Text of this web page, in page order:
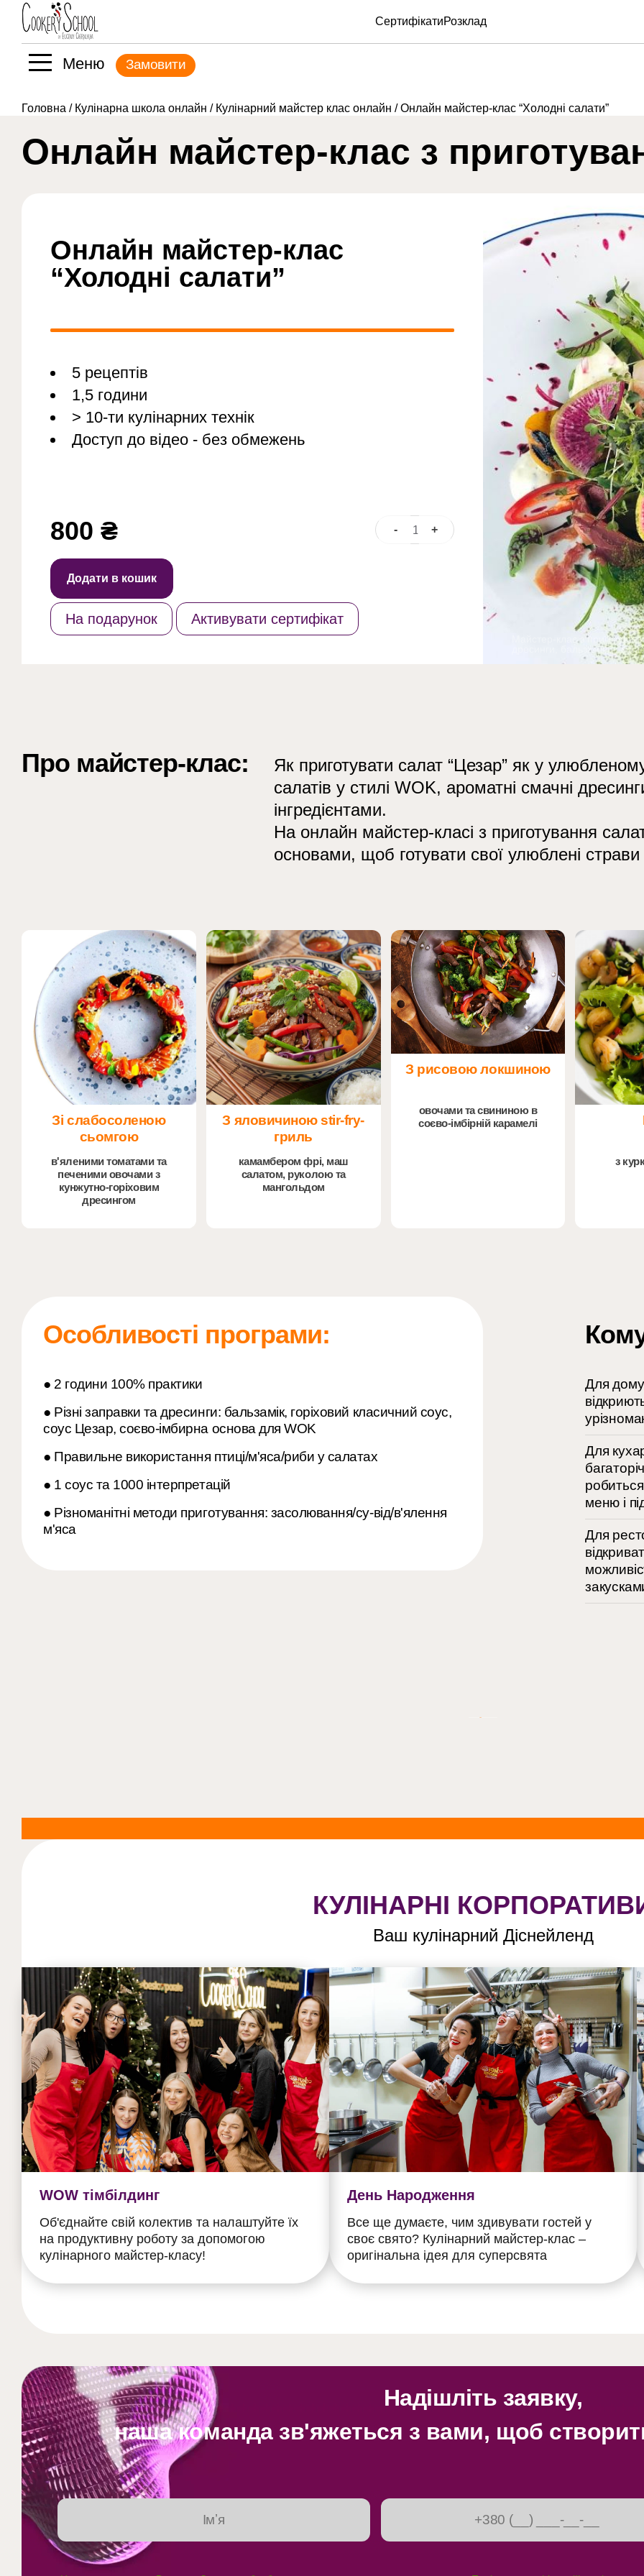
СертифікатиРозклад
Меню Замовити
Головна / Кулінарна школа онлайн / Кулінарний майстер клас онлайн / Онлайн майстер-клас “Холодні салати”
Онлайн майстер-клас з
Онлайн майстер-клас
“Холодні салати”
5 рецептів
1,5 години
> 10-ти кулінарних технік
Доступ до відео - без обмежень
800 ₴ -
Онлайн
+
Додати в кошик
На подарунок Активувати сертифікат
Майстер-клас з
дресинги, бальзамічні,
Про майстер-клас:
Як приготувати салат “Цезар” як у
салатів у стилі WOK, ароматні смачні
інгредієнтами.
На онлайн майстер-класі з приготування
основами, щоб готувати свої улюблені
Зі слабосоленою
сьомгою
в'яленими томатами та
печеними овочами з
кунжутно-горіховим
дресингом
З яловичиною stir-fry-
гриль
камамбером фрі, маш
салатом, руколою та
мангольдом
З рисовою локшиною
овочами та свининою в
соєво-імбірній карамелі
з
Особливості програми:
● 2 години 100% практики
● Різні заправки та дресинги: бальзамік, горіховий класичний соус,
соус Цезар, соєво-імбирна основа для WOK
● Правильне використання птиці/м'яса/риби у салатах
● 1 соус та 1000 інтерпретацій
● Різноманітні методи приготування: засолювання/су-від/в'ялення
м'яса
Для
Для
меню і
Для
КУЛІНАРНІ
Ваш кулінарний Діснейленд
WOW тімбілдинг
Об'єднайте свій колектив та налаштуйте їх
на продуктивну роботу за допомогою
кулінарного майстер-класу!
День Народження
Все ще думаєте, чим здивувати гостей у
своє свято? Кулінарний майстер-клас –
оригінальна ідея для суперсвята
Надішліть заявку,
наша команда зв'яжеться з вами, щоб